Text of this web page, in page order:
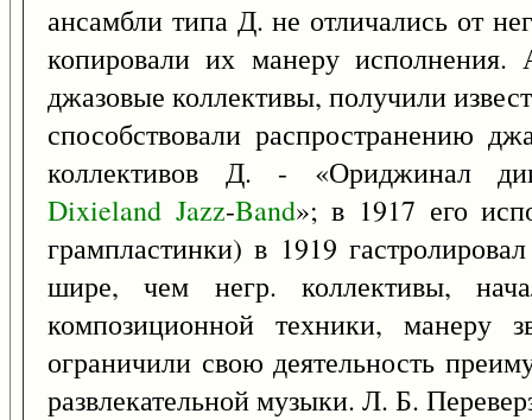
ансамбли типа Д. не отличались от
копировали их манеру
джазовые коллективы, получили
способствовали распространению
коллективов Д. - «Ориджинал
Dixieland Jazz-Band»; в 1917 его
грампластинки) в 1919
шире, чем негр. коллективы,
композиционной техники, манеру
ограничили свою деятельность
развлекательной музыки. Л. Б.